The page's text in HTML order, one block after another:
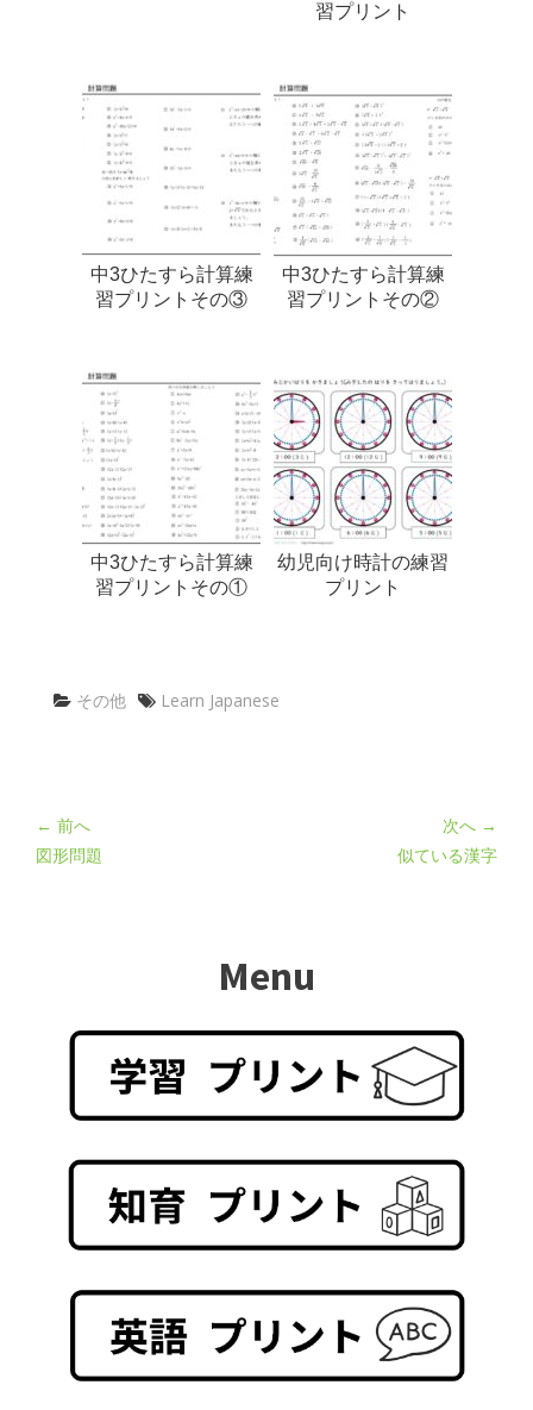
習プリント
中3ひたすら計算練
習プリントその③
中3ひたすら計算練
習プリントその②
中3ひたすら計算練
習プリントその①
幼児向け時計の練習
プリント
その他 Learn Japanese
← 前へ
図形問題
次へ →
似ている漢字
Menu